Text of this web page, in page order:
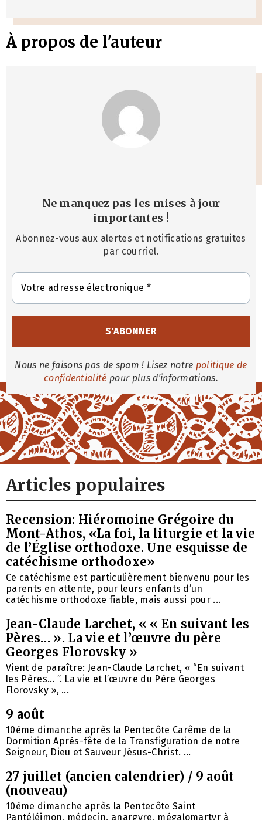
À propos de l'auteur
Ne manquez pas les mises à jour
importantes !
Abonnez-vous aux alertes et notifications gratuites
par courriel.
Nous ne faisons pas de spam ! Lisez notre politique de
confidentialité pour plus d'informations.
Articles populaires
Recension: Hiéromoine Grégoire du
Mont-Athos, «La foi, la liturgie et la vie
de l’Église orthodoxe. Une esquisse de
catéchisme orthodoxe»
Ce catéchisme est particulièrement bienvenu pour les
parents en attente, pour leurs enfants d’un
catéchisme orthodoxe fiable, mais aussi pour ...
Jean-Claude Larchet, « « En suivant les
Pères… ». La vie et l’œuvre du père
Georges Florovsky »
Vient de paraître: Jean-Claude Larchet, « “En suivant
les Pères… ”. La vie et l’œuvre du Père Georges
Florovsky », ...
9 août
10ème dimanche après la Pentecôte Carême de la
Dormition Après-fête de la Transfiguration de notre
Seigneur, Dieu et Sauveur Jésus-Christ. ...
27 juillet (ancien calendrier) / 9 août
(nouveau)
10ème dimanche après la Pentecôte Saint
Pantéléimon, médecin, anargyre, mégalomartyr à